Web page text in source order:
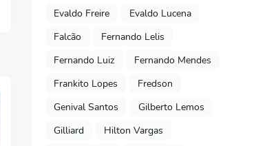
Evaldo Freire
Evaldo Lucena
Falcão
Fernando Lelis
Fernando Luiz
Fernando Mendes
Frankito Lopes
Fredson
Genival Santos
Gilberto Lemos
Gilliard
Hilton Vargas